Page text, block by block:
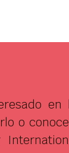
en
o